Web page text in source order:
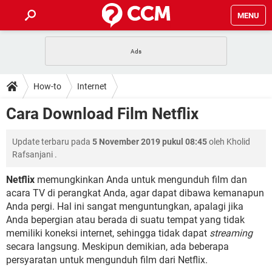
MENU
APLIKASI NONTON FILM & SERI
BUAT AKUN TIKTOK APLIKASI VIDEO-CALL
HOW-TO
SAFE MODE ANDROID
KODE RAHASIA NETFLIX
DOWNLOAD
TEWAS HOLDEM UNTUK IPHONE
FORUM
Reset Akun Facebook yang di-Hack
Front Office dan Back Office OOP - Data Enkapsulasi
Jenis-jenis Network atau Jaringan
How-to Internet
Cara Download Film Netflix
Update terbaru pada 5 November 2019 pukul 08:45oleh Kholid
Rafsanjani .
Netflix memungkinkan Anda untuk mengunduh film dan
acara TV di perangkat Anda, agar dapat dibawa kemanapun
Anda pergi. Hal ini sangat menguntungkan, apalagi jika
Anda bepergian atau berada di suatu tempat yang tidak
memiliki koneksi internet, sehingga tidak dapat streaming
secara langsung. Meskipun demikian, ada beberapa
persyaratan untuk mengunduh film dari Netflix.